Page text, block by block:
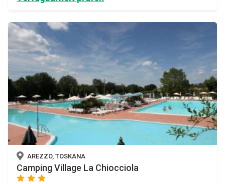
AREZZO, TOSKANA
Camping Village La Chiocciola
star star